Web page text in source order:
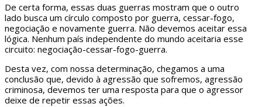
De certa forma, essas duas guerras mostram que o outro
lado busca um círculo composto por guerra, cessar-fogo,
negociação e novamente guerra. Não devemos aceitar essa
lógica. Nenhum país independente do mundo aceitaria esse
circuito: negociação-cessar-fogo-guerra.
Desta vez, com nossa determinação, chegamos a uma
conclusão que, devido à agressão que sofremos, agressão
criminosa, devemos ter uma resposta para que o agressor
deixe de repetir essas ações.